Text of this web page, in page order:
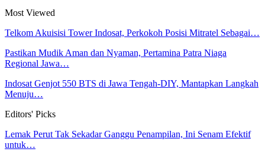
Most Viewed
Telkom Akuisisi Tower Indosat, Perkokoh Posisi Mitratel Sebagai…
Pastikan Mudik Aman dan Nyaman, Pertamina Patra Niaga
Regional Jawa…
Indosat Genjot 550 BTS di Jawa Tengah-DIY, Mantapkan Langkah
Menuju…
Editors' Picks
Lemak Perut Tak Sekadar Ganggu Penampilan, Ini Senam Efektif
untuk…